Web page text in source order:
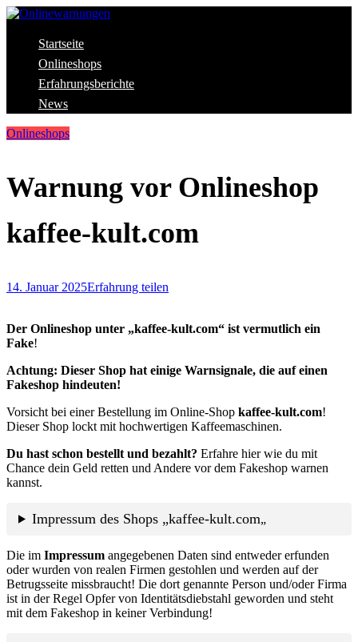
Skip
content
Onlinewarnungen
Aktuelle Warnungen vor Gefahren im Internet
Startseite
Onlineshops
Erfahrungsberichte
News
Onlineshops
Warnung vor Onlineshop
kaffee-kult.com
14. Januar 2025Erfahrung teilen
Der Onlineshop unter „kaffee-kult.com“ ist vermutlich ein
Fake!
Achtung: Dieser Shop hat einige Warnsignale, die auf einen
Fakeshop hindeuten!
Vorsicht bei einer Bestellung im Online-Shop kaffee-kult.com!
Dieser Shop lockt mit hochwertigen Kaffeemaschinen.
Du hast schon bestellt und bezahlt? Erfahre hier wie du mit
Chance dein Geld retten und Andere vor dem Fakeshop warnen
kannst.
Impressum des Shops „kaffee-kult.com„
Die im Impressum angegebenen Daten sind entweder erfunden
oder wurden von realen Firmen gestohlen und werden auf der
Betrugsseite missbraucht! Die dort genannte Person und/oder Firma
ist in der Regel Opfer von Identitätsdiebstahl geworden und steht
mit dem Fakeshop in keiner Verbindung!